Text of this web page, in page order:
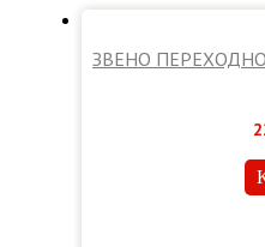
ЗВЕНО